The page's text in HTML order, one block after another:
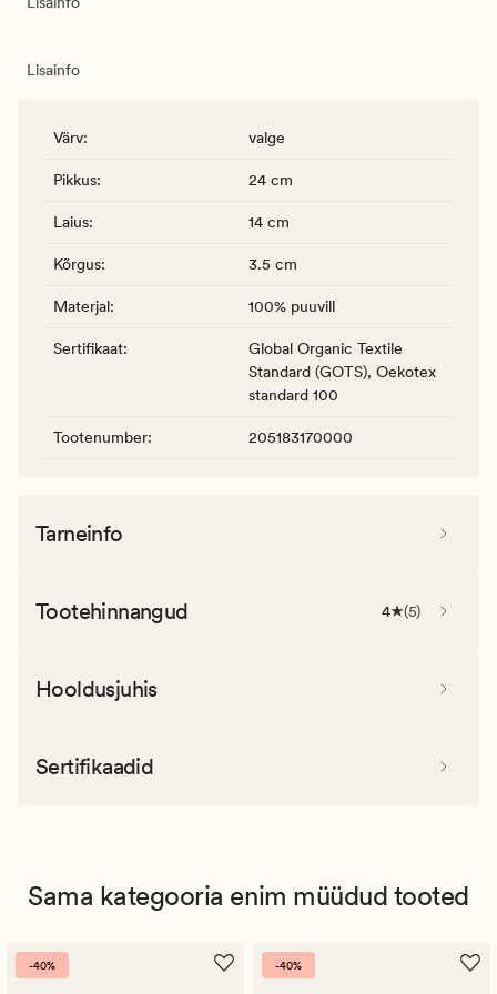
Lisainfo
Värv: valge
Pikkus: 24 cm
Laius: 14 cm
Kõrgus: 3.5 cm
Materjal: 100% puuvill
Sertifikaat:
Global Organic Textile
Standard (GOTS), Oekotex
standard 100
Tootenumber: 205183170000
Tarneinfo
Tootehinnangud 4 (5)
Hooldusjuhis
Sertifikaadid
Sama kategooria enim müüdud tooted
-40% -40%